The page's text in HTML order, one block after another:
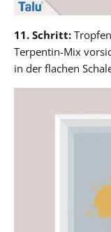
11. Schritt:
Terpentin-Mix
in der flachen